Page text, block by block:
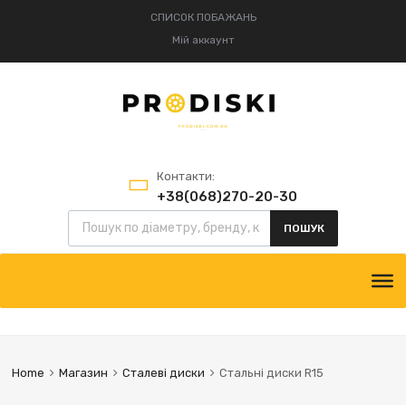
СПИСОК ПОБАЖАНЬ
Мій аккаунт
Контакти:
+38(068)270-20-30
+38(095)834-52-75
Пошук товарів
ПОШУК
content
Home Магазин Сталеві диски Стальні диски R15